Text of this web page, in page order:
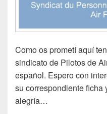
Como os prometí aquí
sindicato de Pilotos de
español. Espero con
su correspondiente ficha
alegría…